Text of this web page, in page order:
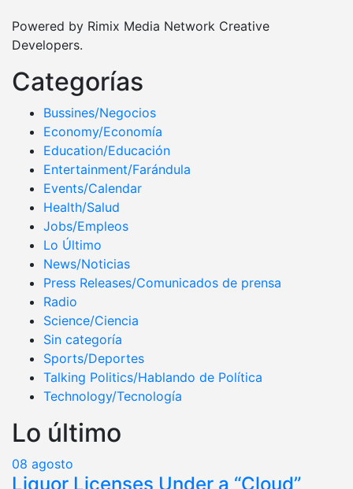
Powered by Rimix Media Network Creative
Developers.
Categorías
Bussines/Negocios
Economy/Economía
Education/Educación
Entertainment/Farándula
Events/Calendar
Health/Salud
Jobs/Empleos
Lo Último
News/Noticias
Press Releases/Comunicados de prensa
Radio
Science/Ciencia
Sin categoría
Sports/Deportes
Talking Politics/Hablando de Política
Technology/Tecnología
Lo último
08 agosto
Liquor Licenses Under a “Cloud”